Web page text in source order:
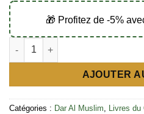
🎁 Profitez de -5%
quantité de Le Mahdi attendu
AJOUTER
Catégories : Dar Al Muslim, Livres du